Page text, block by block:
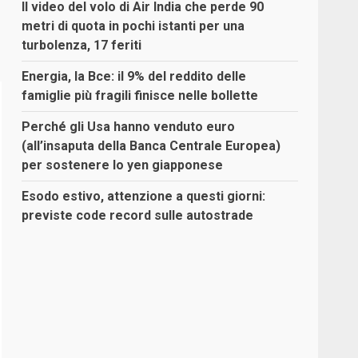
Il video del volo di Air India che perde 90
metri di quota in pochi istanti per una
turbolenza, 17 feriti
Energia, la Bce: il 9% del reddito delle
famiglie più fragili finisce nelle bollette
Perché gli Usa hanno venduto euro
(all’insaputa della Banca Centrale Europea)
per sostenere lo yen giapponese
Esodo estivo, attenzione a questi giorni:
previste code record sulle autostrade